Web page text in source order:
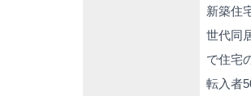
新築住
世代同
で住宅
転入者